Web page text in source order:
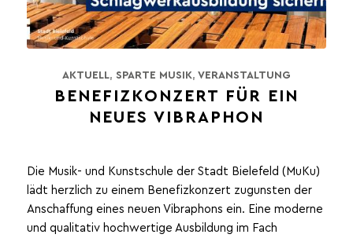
AKTUELL, SPARTE MUSIK, VERANSTALTUNG
BENEFIZKONZERT FÜR EIN
NEUES VIBRAPHON
Die Musik- und Kunstschule der Stadt Bielefeld (MuKu)
lädt herzlich zu einem Benefizkonzert zugunsten der
Anschaffung eines neuen Vibraphons ein. Eine moderne
und qualitativ hochwertige Ausbildung im Fach